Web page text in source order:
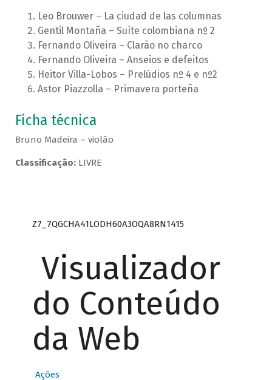
Leo Brouwer – La ciudad de las columnas
Gentil Montaña – Suíte colombiana nº 2
Fernando Oliveira – Clarão no charco
Fernando Oliveira – Anseios e defeitos
Heitor Villa-Lobos – Prelúdios nº 4 e nº2
Astor Piazzolla – Primavera porteña
Ficha técnica
Bruno Madeira – violão
Classificação:LIVRE
Z7_7QGCHA41LODH60A3OQA8RN1415
Visualizador
do Conteúdo
da Web
Ações